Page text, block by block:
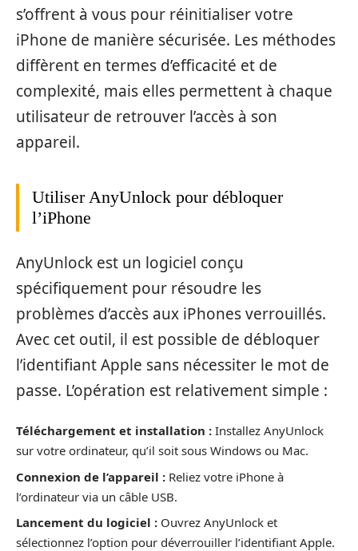
s’offrent à vous pour réinitialiser votre
iPhone de manière sécurisée. Les méthodes
diffèrent en termes d’efficacité et de
complexité, mais elles permettent à chaque
utilisateur de retrouver l’accès à son
appareil.
Utiliser AnyUnlock pour débloquer
l’iPhone
AnyUnlock est un logiciel conçu
spécifiquement pour résoudre les
problèmes d’accès aux iPhones verrouillés.
Avec cet outil, il est possible de débloquer
l’identifiant Apple sans nécessiter le mot de
passe. L’opération est relativement simple :
Téléchargement et installation : Installez AnyUnlock
sur votre ordinateur, qu’il soit sous Windows ou Mac.
Connexion de l’appareil : Reliez votre iPhone à
l’ordinateur via un câble USB.
Lancement du logiciel : Ouvrez AnyUnlock et
sélectionnez l’option pour déverrouiller l’identifiant Apple.